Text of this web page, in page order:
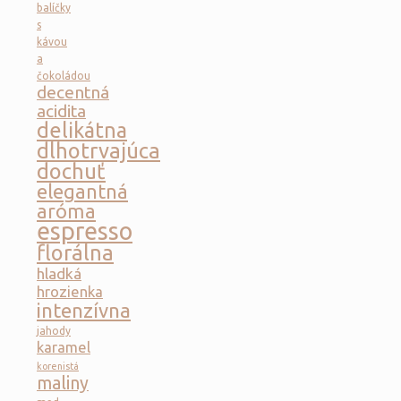
balíčky
s
kávou
a
čokoládou
decentná
acidita
delikátna
dlhotrvajúca
dochuť
elegantná
aróma
espresso
florálna
hladká
hrozienka
intenzívna
jahody
karamel
korenistá
maliny